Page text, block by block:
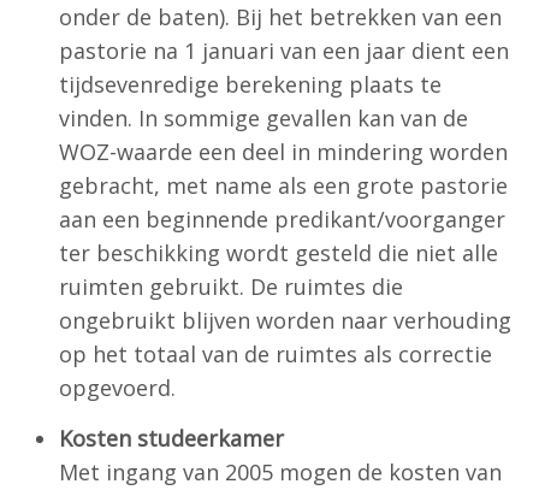
onder de baten). Bij het betrekken van een
pastorie na 1 januari van een jaar dient een
tijdsevenredige berekening plaats te
vinden. In sommige gevallen kan van de
WOZ-waarde een deel in mindering worden
gebracht, met name als een grote pastorie
aan een beginnende predikant/voorganger
ter beschikking wordt gesteld die niet alle
ruimten gebruikt. De ruimtes die
ongebruikt blijven worden naar verhouding
op het totaal van de ruimtes als correctie
opgevoerd.
Kosten studeerkamer
Met ingang van 2005 mogen de kosten van